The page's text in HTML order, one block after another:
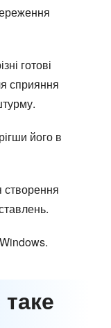
готові
сприяння
його в
створення